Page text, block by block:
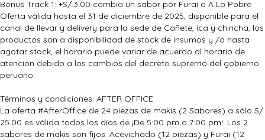
Bonus Track 1: +S/.3.00 cambia un sabor por Furai o A Lo Pobre
Oferta válida hasta el 31 de diciembre de 2025, disponible para el
canal de llevar y delivery para la sede de Cañete, ica y chincha, los
productos son a disponibilidad de stock de insumos y /o hasta
agotar stock, el horario puede variar de acuerdo al horario de
atención debido a los cambios del decreto supremo del gobierno
peruano.
Términos y condiciones: AFTER OFFICE
La oferta #AfterOffice de 24 piezas de makis (2 Sabores) a sólo S/
25.00 es válida todos los días de ¡De 5:00 pm a 7:00 pm!. Los 2
sabores de makis son fijos: Acevichado (12 piezas) y Furai (12